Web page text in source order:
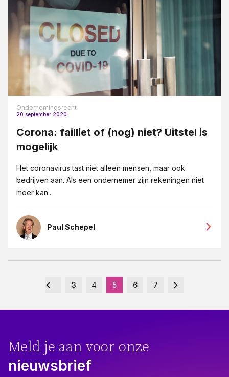
Ondernemingsrecht
20 september 2020
Corona: failliet of (nog) niet? Uitstel is
mogelijk
Het coronavirus tast niet alleen mensen, maar ook
bedrijven aan. Als een ondernemer zijn rekeningen niet
meer kan...
Paul Schepel
3 4 5 6 7
Meld je aan voor onze
nieuwsbrief